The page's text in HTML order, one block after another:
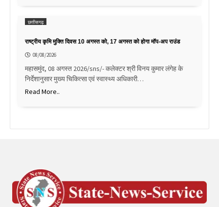
छत्तीसगढ़
राष्ट्रीय कृमि मुक्ति दिवस 10 अगस्त को, 17 अगस्त को होगा मॉप-अप राउंड
08/08/2026
महासमुंद, 08 अगस्त 2026/sns/- कलेक्टर श्री विनय कुमार लंगेह के
निर्देशानुसार मुख्य चिकित्सा एवं स्वास्थ्य अधिकारी…
Read More..